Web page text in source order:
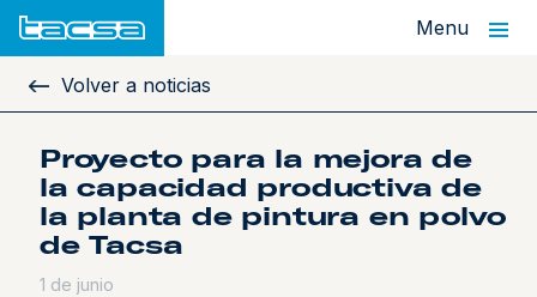
Menu
Volver a noticias
Proyecto para la mejora de
la capacidad productiva de
la planta de pintura en polvo
de Tacsa
1 de junio